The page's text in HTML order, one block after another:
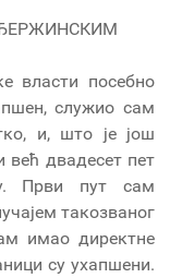
власти посебно
служио сам
и, што је још
већ двадесет пет
Први пут сам
такозваног
имао директне
су ухапшени.